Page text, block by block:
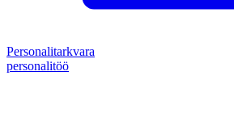
Personalitarkvara
personalitöö